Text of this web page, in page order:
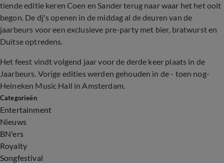
tiende editie keren Coen en Sander terug naar waar het het ooit
begon. De dj's openen in de middag al de deuren van de
jaarbeurs voor een exclusieve pre-party met bier, bratwurst en
Duitse optredens.
Het feest vindt volgend jaar voor de derde keer plaats in de
Jaarbeurs. Vorige edities werden gehouden in de - toen nog-
Heineken Music Hall in Amsterdam.
Categorieën
Entertainment
Nieuws
BN'ers
Royalty
Songfestival